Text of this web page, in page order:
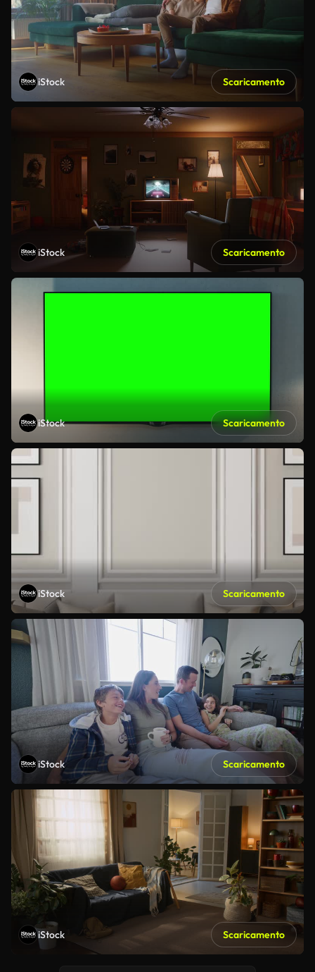
iStock Scaricamento
iStock Scaricamento
iStock Scaricamento
iStock Scaricamento
iStock Scaricamento
iStock Scaricamento